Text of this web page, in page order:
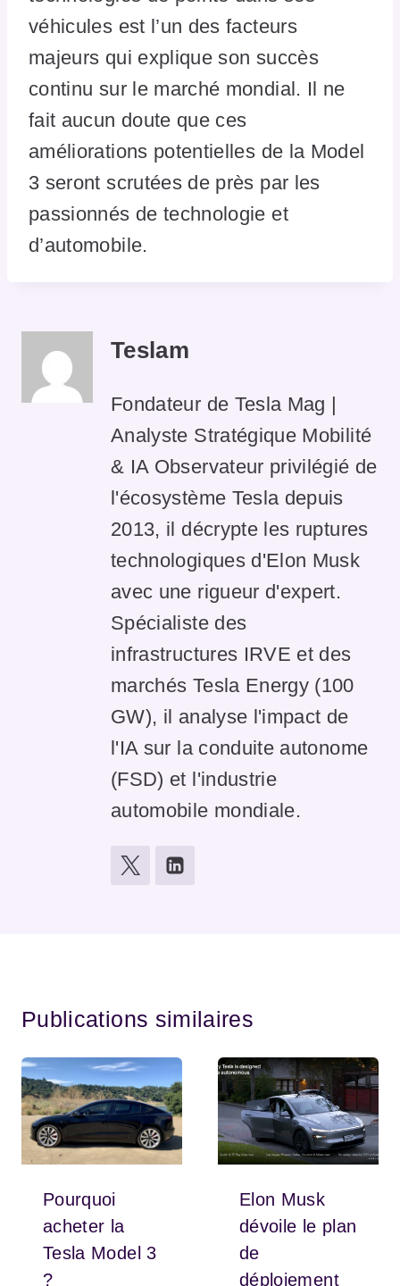
véhicules est l’un des facteurs
majeurs qui explique son succès
continu sur le marché mondial. Il ne
fait aucun doute que ces
améliorations potentielles de la Model
3 seront scrutées de près par les
passionnés de technologie et
d’automobile.
Teslam
Fondateur de Tesla Mag |
Analyste Stratégique Mobilité
& IA Observateur privilégié de
l'écosystème Tesla depuis
2013, il décrypte les ruptures
technologiques d'Elon Musk
avec une rigueur d'expert.
Spécialiste des
infrastructures IRVE et des
marchés Tesla Energy (100
GW), il analyse l'impact de
l'IA sur la conduite autonome
(FSD) et l'industrie
automobile mondiale.
Publications similaires
Pourquoi
acheter la
Tesla Model 3
?
Elon Musk
dévoile le plan
de
déploiement